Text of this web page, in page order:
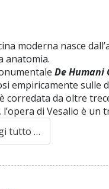
moderna nasce
anatomia.
De Humani
empiricamente sulle
è corredata da oltre
l’opera di Vesalio è
tutto …